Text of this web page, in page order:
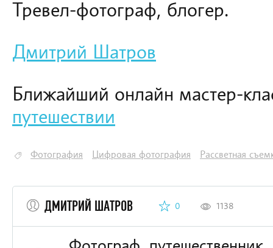
Тревел-фотограф, блогер.
Дмитрий Шатров
Ближайший онлайн мастер-
путешествии
Фотография Цифровая фотография Рассветная
ДМИТРИЙ ШАТРОВ 0 1138